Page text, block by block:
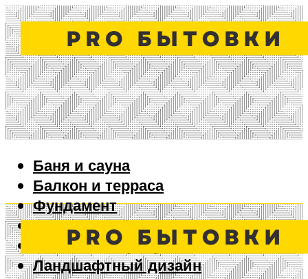
Баня и сауна
Балкон и терраса
Фундамент
Ворота и забор
Дизайн интерьера
Ландшафтный дизайн